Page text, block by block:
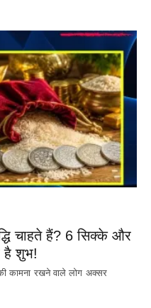
चाहते हैं? 6 सिक्के और
है शुभ!
कामना रखने वाले लोग अक्सर